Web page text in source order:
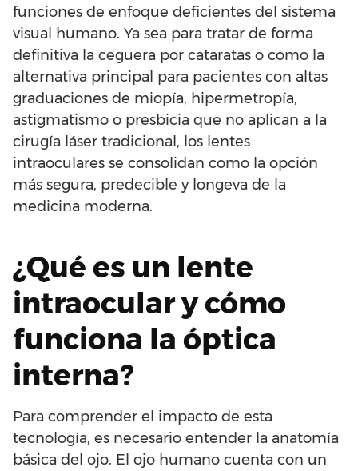
funciones de enfoque deficientes del sistema
visual humano. Ya sea para tratar de forma
definitiva la ceguera por cataratas o como la
alternativa principal para pacientes con altas
graduaciones de miopía, hipermetropía,
astigmatismo o presbicia que no aplican a la
cirugía láser tradicional, los lentes
intraoculares se consolidan como la opción
más segura, predecible y longeva de la
medicina moderna.
¿Qué es un lente
intraocular y cómo
funciona la óptica
interna?
Para comprender el impacto de esta
tecnología, es necesario entender la anatomía
básica del ojo. El ojo humano cuenta con un